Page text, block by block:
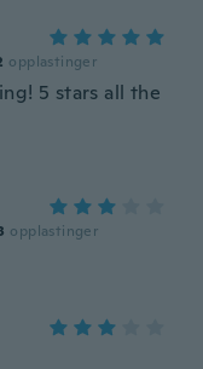
opplastinger
5 stars all the
opplastinger